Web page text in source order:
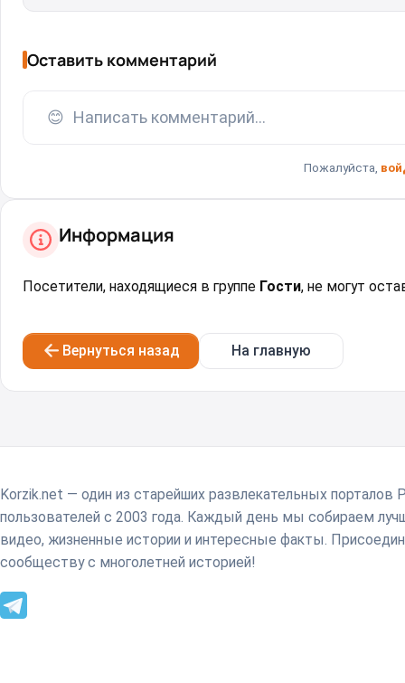
Оставить комментарий
😊 Написать комментарий...
Пожалуйста,
Информация
Посетители, находящиеся в группе Гости, не могут
Вернуться назад На главную
Korzik.net — один из старейших развлекательных порталов
пользователей с 2003 года. Каждый день мы собираем
видео, жизненные истории и интересные факты.
сообществу с многолетней историей!